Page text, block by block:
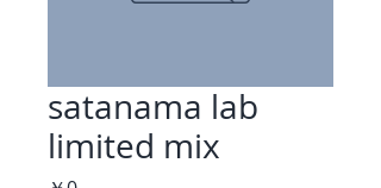
satanama lab
limited mix